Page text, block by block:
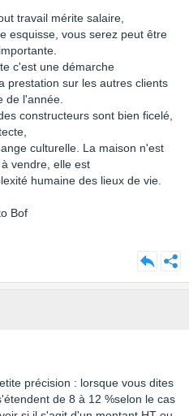
travail mérite salaire,
esquisse, vous serez peut être
c'est une démarche
prestation sur les autres clients
de l'année.
constructeurs sont bien ficelé,
culturelle. La maison n'est
vendre, elle est
humaine des lieux de vie.
Bof
précision : lorsque vous dites
de 8 à 12 %selon le cas